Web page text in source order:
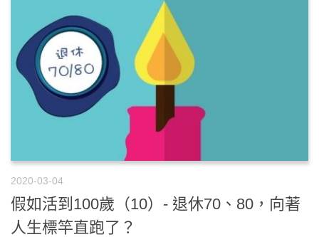
2020-03-04
假如活到100歲（10）- 退休70、80，向著
人生標竿直跑了？